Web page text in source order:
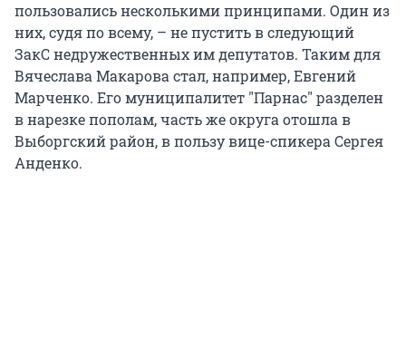
пользовались несколькими принципами. Один из
них, судя по всему, – не пустить в следующий
ЗакС недружественных им депутатов. Таким для
Вячеслава Макарова стал, например, Евгений
Марченко. Его муниципалитет "Парнас" разделен
в нарезке пополам, часть же округа отошла в
Выборгский район, в пользу вице-спикера Сергея
Анденко.